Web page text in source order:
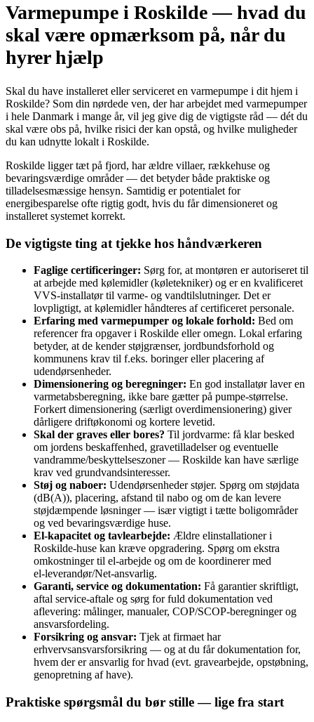
Varmepumpe i Roskilde — hvad du
skal være opmærksom på, når du
hyrer hjælp
Skal du have installeret eller serviceret en varmepumpe i dit hjem i
Roskilde? Som din nørdede ven, der har arbejdet med varmepumper
i hele Danmark i mange år, vil jeg give dig de vigtigste råd — dét du
skal være obs på, hvilke risici der kan opstå, og hvilke muligheder
du kan udnytte lokalt i Roskilde.
Roskilde ligger tæt på fjord, har ældre villaer, rækkehuse og
bevaringsværdige områder — det betyder både praktiske og
tilladelsesmæssige hensyn. Samtidig er potentialet for
energibesparelse ofte rigtig godt, hvis du får dimensioneret og
installeret systemet korrekt.
De vigtigste ting at tjekke hos håndværkeren
Faglige certificeringer: Sørg for, at montøren er autoriseret til
at arbejde med kølemidler (køletekniker) og er en kvalificeret
VVS‑installatør til varme‑ og vandtilslutninger. Det er
lovpligtigt, at kølemidler håndteres af certificeret personale.
Erfaring med varmepumper og lokale forhold: Bed om
referencer fra opgaver i Roskilde eller omegn. Lokal erfaring
betyder, at de kender støjgrænser, jordbundsforhold og
kommunens krav til f.eks. boringer eller placering af
udendørsenheder.
Dimensionering og beregninger: En god installatør laver en
varmetabsberegning, ikke bare gætter på pumpe‑størrelse.
Forkert dimensionering (særligt overdimensionering) giver
dårligere driftøkonomi og kortere levetid.
Skal der graves eller bores? Til jordvarme: få klar besked
om jordens beskaffenhed, gravetilladelser og eventuelle
vandramme/beskyttelseszoner — Roskilde kan have særlige
krav ved grundvandsinteresser.
Støj og naboer: Udendørsenheder støjer. Spørg om støjdata
(dB(A)), placering, afstand til nabo og om de kan levere
støjdæmpende løsninger — især vigtigt i tætte boligområder
og ved bevaringsværdige huse.
El‑kapacitet og tavlearbejde: Ældre elinstallationer i
Roskilde‑huse kan kræve opgradering. Spørg om ekstra
omkostninger til el‑arbejde og om de koordinerer med
el‑leverandør/Net‑ansvarlig.
Garanti, service og dokumentation: Få garantier skriftligt,
aftal service‑aftale og sørg for fuld dokumentation ved
aflevering: målinger, manualer, COP/SCOP‑beregninger og
ansvarsfordeling.
Forsikring og ansvar: Tjek at firmaet har
erhvervsansvarsforsikring — og at du får dokumentation for,
hvem der er ansvarlig for hvad (evt. gravearbejde, opstøbning,
genopretning af have).
Praktiske spørgsmål du bør stille — lige fra start